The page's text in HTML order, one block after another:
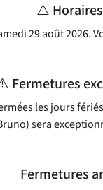
⚠️
29 août 2026.
Fermetures
les jours
sera
Fermetures